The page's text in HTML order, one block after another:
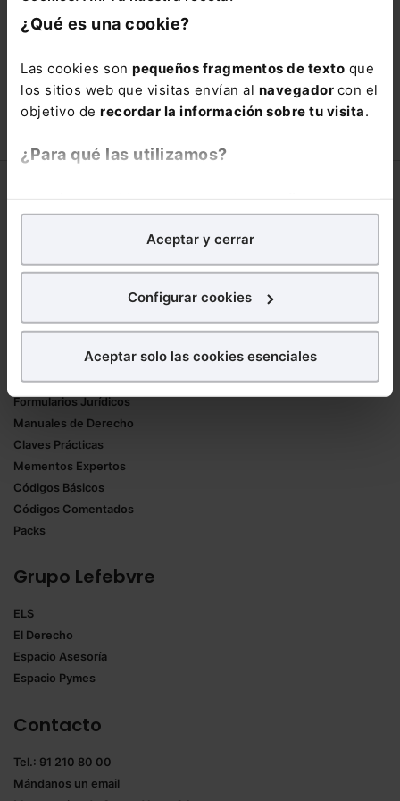
¿Qué es una cookie?
Las cookies son pequeños fragmentos de texto que
los sitios web que visitas envían al navegador con el
objetivo de recordar la información sobre tu visita.
¿Para qué las utilizamos?
analíticospara tratar demejorar tu experienciaen
nuestra página web. También con fines publicitarios,
para poder mostrarte publicidad y contenidos de tu
¿Qué puedes hacer?
experiencia en la web sea óptima
todas las cookies excepto aquellas imprescindibles.
seleccionar solo aquellas que quieras permitir en tu
navegador. Si no seleccionas ninguna utilizaremos
Aceptar y cerrar
Configurar cookies
Aceptar solo las cookies esenciales
está oportunidad y adquiere tu acceso
con un25% de descuento
110,00€ 66,00€
COMPRAR
Trabaja con nosotros
Mementos
Formularios Jurídicos
Manuales de Derecho
Claves Prácticas
Mementos Expertos
Códigos Básicos
Códigos Comentados
Packs
Grupo Lefebvre
ELS
El Derecho
Espacio Asesoría
Espacio Pymes
Contacto
Tel.: 91 210 80 00
Mándanos un email